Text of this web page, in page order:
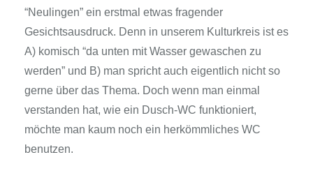
“Neulingen” ein erstmal etwas fragender
Gesichtsausdruck. Denn in unserem Kulturkreis ist es
A) komisch “da unten mit Wasser gewaschen zu
werden” und B) man spricht auch eigentlich nicht so
gerne über das Thema. Doch wenn man einmal
verstanden hat, wie ein Dusch-WC funktioniert,
möchte man kaum noch ein herkömmliches WC
benutzen.